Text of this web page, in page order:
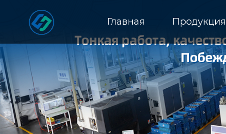
Главная Продукция